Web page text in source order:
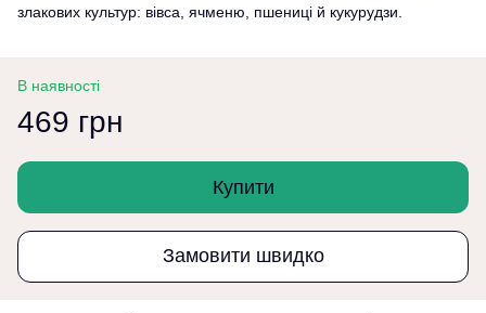
злакових культур: вівса, ячменю, пшениці й кукурудзи.
В наявності
469 грн
Купити
Замовити швидко